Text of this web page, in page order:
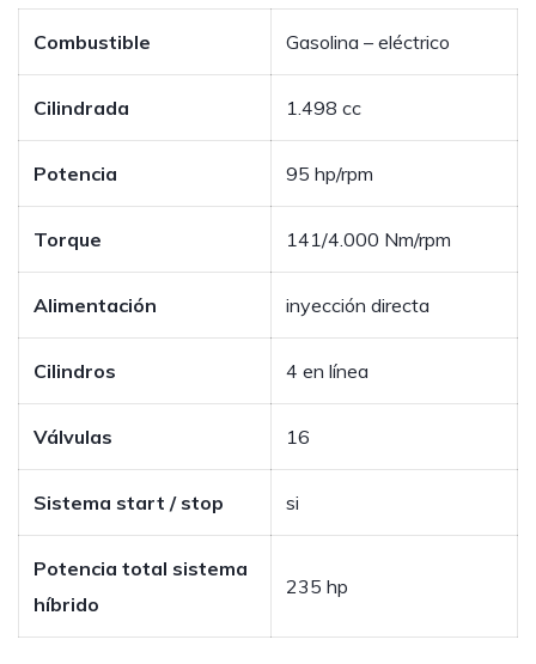
Combustible Gasolina – eléctrico
Cilindrada 1.498 cc
Potencia 95 hp/rpm
Torque 141/4.000 Nm/rpm
Alimentación inyección directa
Cilindros 4 en línea
Válvulas 16
Sistema start / stop si
Potencia total sistema
híbrido
235 hp